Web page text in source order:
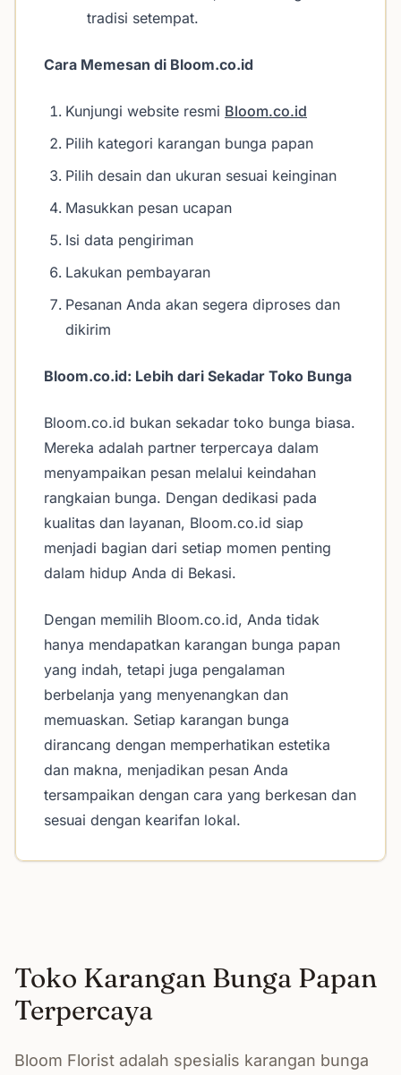
tradisi setempat.
Cara Memesan di Bloom.co.id
Kunjungi website resmi Bloom.co.id
Pilih kategori karangan bunga papan
Pilih desain dan ukuran sesuai keinginan
Masukkan pesan ucapan
Isi data pengiriman
Lakukan pembayaran
Pesanan Anda akan segera diproses dan
dikirim
Bloom.co.id: Lebih dari Sekadar Toko Bunga
Bloom.co.id bukan sekadar toko bunga biasa.
Mereka adalah partner terpercaya dalam
menyampaikan pesan melalui keindahan
rangkaian bunga. Dengan dedikasi pada
kualitas dan layanan, Bloom.co.id siap
menjadi bagian dari setiap momen penting
dalam hidup Anda di Bekasi.
Dengan memilih Bloom.co.id, Anda tidak
hanya mendapatkan karangan bunga papan
yang indah, tetapi juga pengalaman
berbelanja yang menyenangkan dan
memuaskan. Setiap karangan bunga
dirancang dengan memperhatikan estetika
dan makna, menjadikan pesan Anda
tersampaikan dengan cara yang berkesan dan
sesuai dengan kearifan lokal.
Toko Karangan Bunga Papan
Terpercaya
Bloom Florist adalah spesialis karangan bunga